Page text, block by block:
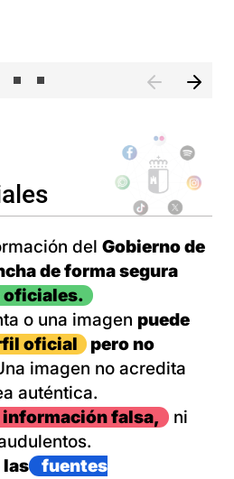
del Gobierno de
de forma segura
oficiales.
o una imagen puede
oficial
pero no
imagen no acredita
auténtica.
falsa,
ni
las
fuentes